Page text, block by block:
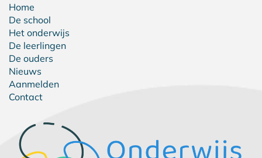
Home
De school
Het onderwijs
De leerlingen
De ouders
Nieuws
Aanmelden
Contact